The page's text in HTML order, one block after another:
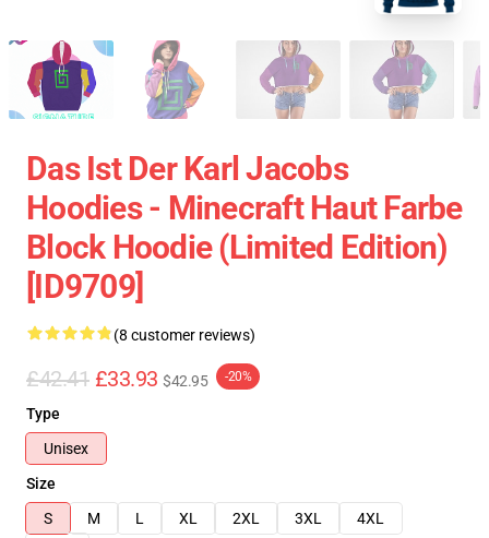
Das Ist Der Karl Jacobs
Hoodies - Minecraft Haut Farbe
Block Hoodie (Limited Edition)
[ID9709]
(8 customer reviews)
£42.41 £33.93 $42.95 -20%
Type
Unisex
Size
S
M L XL 2XL 3XL
4XL